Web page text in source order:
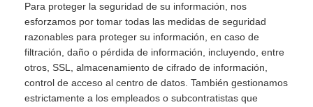
Para proteger la seguridad de su información, nos
esforzamos por tomar todas las medidas de seguridad
razonables para proteger su información, en caso de
filtración, daño o pérdida de información, incluyendo, entre
otros, SSL, almacenamiento de cifrado de información,
control de acceso al centro de datos. También gestionamos
estrictamente a los empleados o subcontratistas que